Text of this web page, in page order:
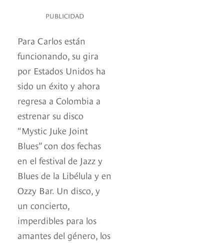
PUBLICIDAD
Para Carlos están
funcionando, su gira
por Estados Unidos ha
sido un éxito y ahora
regresa a Colombia a
estrenar su disco
“Mystic Juke Joint
Blues” con dos fechas
en el festival de Jazz y
Blues de la Libélula y en
Ozzy Bar. Un disco, y
un concierto,
imperdibles para los
amantes del género, los